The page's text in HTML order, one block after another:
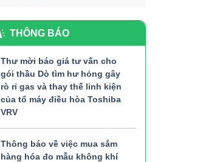
THÔNG BÁO
Thư mời báo giá tư vấn cho
gói thầu Dò tìm hư hỏng gây
rò rỉ gas và thay thế linh kiện
của tổ máy điều hòa Toshiba
VRV
Thông báo về việc mua sắm
hàng hóa đo mẫu không khí